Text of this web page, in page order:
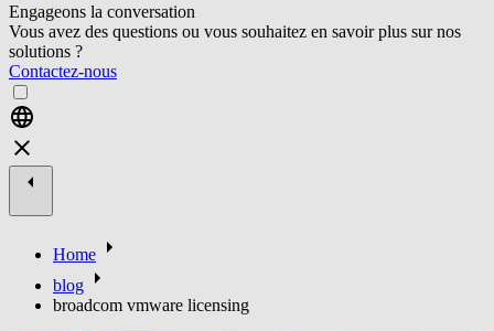
Engageons la conversation
Vous avez des questions ou vous souhaitez en savoir plus sur nos
solutions ?
Contactez-nous
Home
blog
broadcom vmware licensing